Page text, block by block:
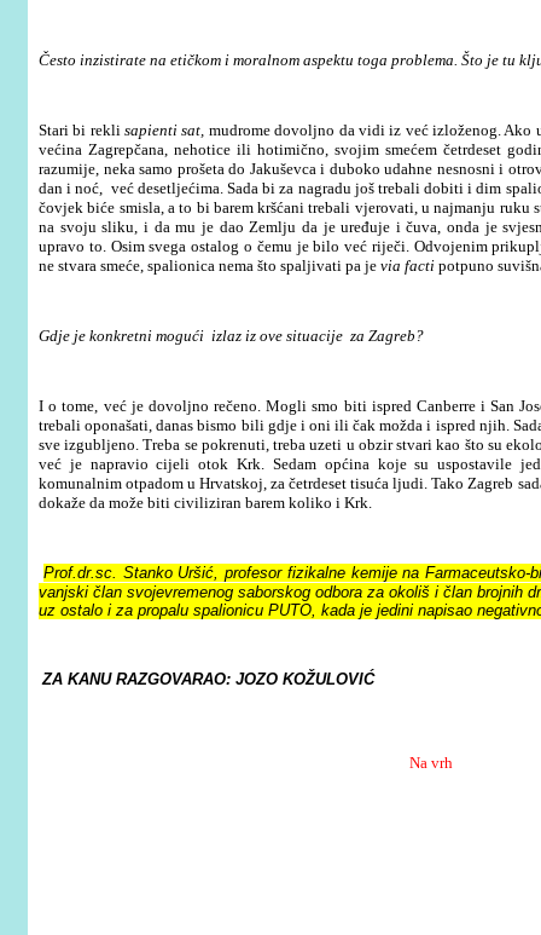
Često inzistirate na etičkom i moralnom aspektu toga problema. Što je tu
Stari bi reklisapienti sat, mudrome dovoljno da vidi iz već izloženog. Ako
većina Zagrepčana, nehotice ili hotimično, svojim smećem četrdeset
razumije, neka samo prošeta do Jakuševca i duboko udahne nesnosni i
dan i noć, već desetljećima.Sada bi za nagradu još trebali dobiti i dim
čovjek biće smisla, a to bi barem kršćani trebali vjerovati, u najmanju ruku
na svoju sliku, i da mu je dao Zemlju da je uređuje i čuva, onda je
upravo to. Osim svega ostalog o čemu je bilo već riječi. Odvojenim
ne stvara smeće, spalionica nema što spaljivati pa je via facti potpuno
Gdje je konkretni mogući izlaz iz ove situacije za Zagreb?
I o tome, već je dovoljno rečeno. Mogli smo biti ispred Canberre i San
trebali oponašati, danas bismo bili gdje i oni ili čak možda i ispred njih.
sve izgubljeno. Treba se pokrenuti, treba uzeti u obzir stvari kao što su
već je napravio cijeli otok Krk. Sedam općina koje su uspostavile
komunalnim otpadom u Hrvatskoj, za četrdeset tisuća ljudi. Tako Zagreb
dokaže da može biti civiliziran barem koliko i Krk.
Prof.dr.sc. Stanko Uršić, profesor fizikalne kemije na
vanjski član svojevremenog saborskog odbora za okoliš i član brojnih
uz ostalo i za propalu spalionicu PUTO, kada je jedini napisao
ZA KANU RAZGOVARAO: JOZO KOŽULOVIĆ
Na vrh